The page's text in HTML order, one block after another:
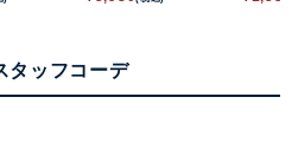
タッフコーデ